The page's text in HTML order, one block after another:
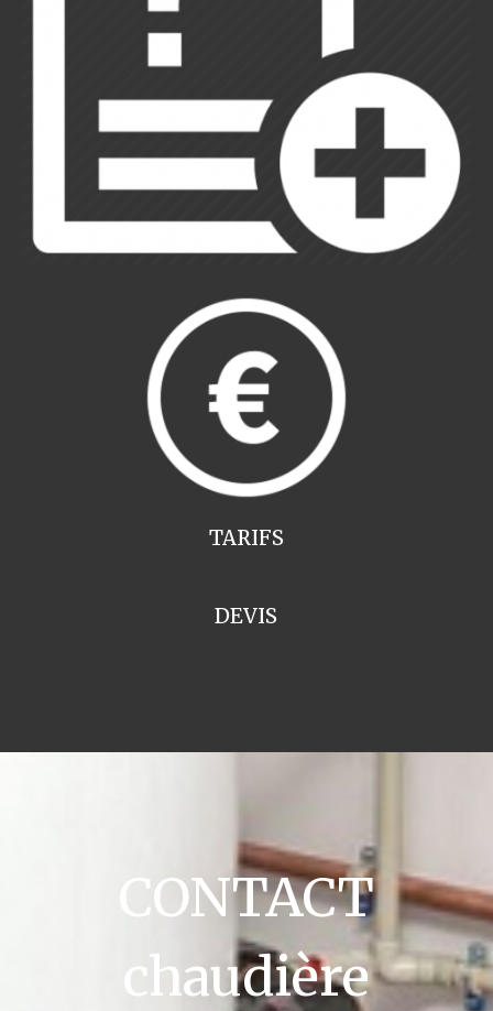
TARIFS
DEVIS
CONTACT
chaudière